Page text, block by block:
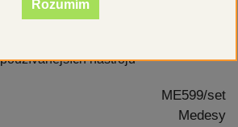
nástrojů
ME599/set
Medesy
Rozumím